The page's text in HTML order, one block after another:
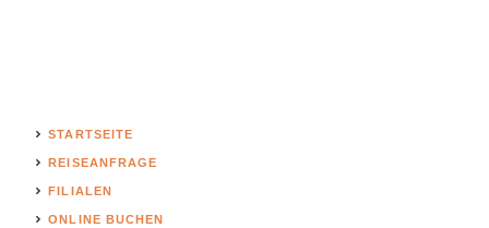
STARTSEITE
REISEANFRAGE
FILIALEN
ONLINE BUCHEN